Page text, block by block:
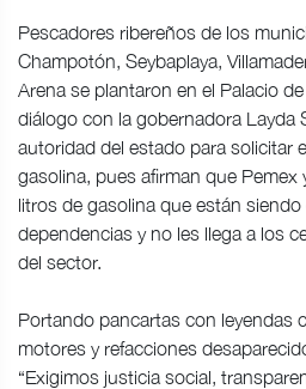
Pescadores ribereños de los
Champotón, Seybaplaya,
Arena se plantaron en el Palacio
diálogo con la gobernadora Layda
autoridad del estado para solicitar
gasolina, pues afirman que Pemex
litros de gasolina que están
dependencias y no les llega a los
del sector.
Portando pancartas con leyendas
motores y refacciones
“Exigimos justicia social,